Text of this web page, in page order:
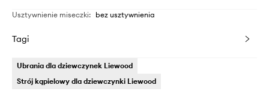
Usztywnienie miseczki: bez usztywnienia
Tagi
Ubrania dla dziewczynek Liewood
Strój kąpielowy dla dziewczynki Liewood